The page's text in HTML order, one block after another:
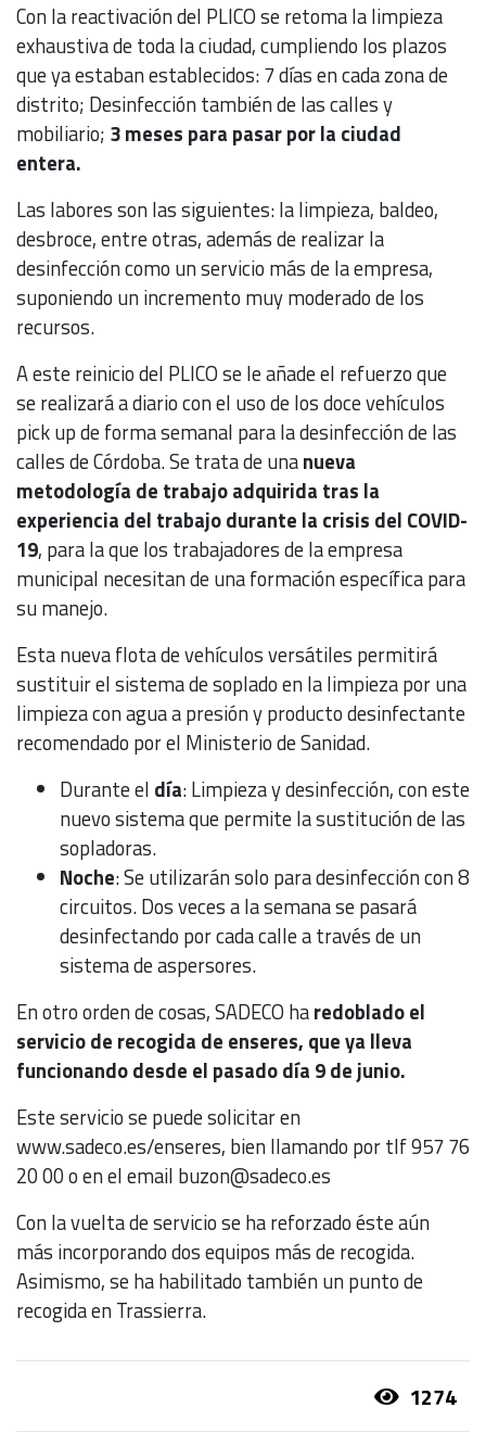
Con la reactivación del PLICO se retoma la limpieza
exhaustiva de toda la ciudad, cumpliendo los plazos
que ya estaban establecidos: 7 días en cada zona de
distrito; Desinfección también de las calles y
mobiliario; 3 meses para pasar por la ciudad
entera.
Las labores son las siguientes: la limpieza, baldeo,
desbroce, entre otras, además de realizar la
desinfección como un servicio más de la empresa,
suponiendo un incremento muy moderado de los
recursos.
A este reinicio del PLICO se le añade el refuerzo que
se realizará a diario con el uso de los doce vehículos
pick up de forma semanal para la desinfección de las
calles de Córdoba. Se trata de unanueva
metodología de trabajo adquirida tras la
experiencia del trabajo durante la crisis del COVID-
19, para la que los trabajadores de la empresa
municipal necesitan de una formación específica para
su manejo.
Esta nueva flota de vehículos versátiles permitirá
sustituir el sistema de soplado en la limpieza por una
limpieza con agua a presión y producto desinfectante
recomendado por el Ministerio de Sanidad.
Durante el día: Limpieza y desinfección, con este
nuevo sistema que permite la sustitución de las
sopladoras.
Noche: Se utilizarán solo para desinfección con 8
circuitos. Dos veces a la semana se pasará
desinfectando por cada calle a través de un
sistema de aspersores.
En otro orden de cosas, SADECO haredoblado el
servicio de recogida de enseres, que ya lleva
funcionando desde el pasado día 9 de junio.
Este servicio se puede solicitar en
www.sadeco.es/enseres, bien llamando por tlf 957 76
20 00 o en el email buzon@sadeco.es
Con la vuelta de servicio se ha reforzado éste aún
más incorporando dos equipos más de recogida.
Asimismo, se ha habilitado también un punto de
recogida en Trassierra.
1274